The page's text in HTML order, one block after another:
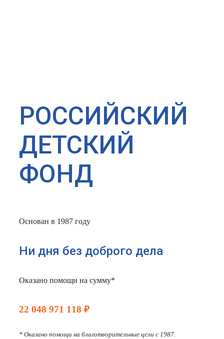
РОССИЙСКИЙ
ДЕТСКИЙ
ФОНД
Основан в 1987 году
Ни дня без доброго дела
Оказано помощи на сумму*
22 048 971 118 ₽
* Оказано помощи на благотворительные цели с 1987.